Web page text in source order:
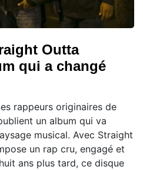
Outta
qui a changé
rappeurs originaires de
un album qui va
musical. Avec Straight
un rap cru, engagé et
ans plus tard, ce disque